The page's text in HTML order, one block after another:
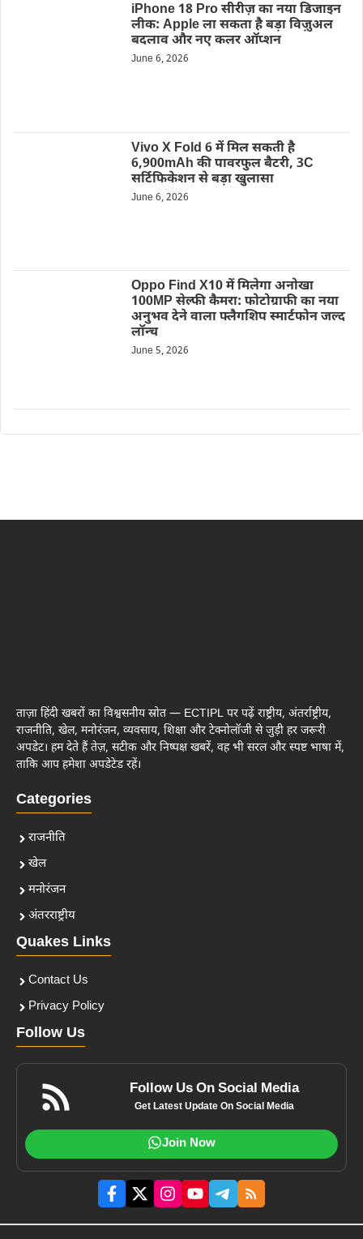
iPhone 18 Pro सीरीज़ का नया डिजाइन
लीक: Apple ला सकता है बड़ा विज़ुअल
बदलाव और नए कलर ऑप्शन
June 6, 2026
Vivo X Fold 6 में मिल सकती है
6,900mAh की पावरफुल बैटरी, 3C
सर्टिफिकेशन से बड़ा खुलासा
June 6, 2026
Oppo Find X10 में मिलेगा अनोखा
100MP सेल्फी कैमरा: फोटोग्राफी का नया
अनुभव देने वाला फ्लैगशिप स्मार्टफोन जल्द
लॉन्च
June 5, 2026
ताज़ा हिंदी खबरों का विश्वसनीय स्रोत — ECTIPL पर पढ़ें राष्ट्रीय, अंतर्राष्ट्रीय,
राजनीति, खेल, मनोरंजन, व्यवसाय, शिक्षा और टेक्नोलॉजी से जुड़ी हर जरूरी
अपडेट। हम देते हैं तेज़, सटीक और निष्पक्ष खबरें, वह भी सरल और स्पष्ट भाषा में,
ताकि आप हमेशा अपडेटेड रहें।
Categories
राजनीति
खेल
मनोरंजन
अंतरराष्ट्रीय
Quakes Links
Contact Us
Privacy Policy
Follow Us
Follow Us On Social Media
Get Latest Update On Social Media
Join Now